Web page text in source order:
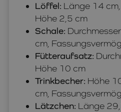
Löffel: Länge 14
Höhe 2,5 cm
Schale:
cm,
Fütteraufsatz:
Höhe 10 cm
Trinkbecher: Höhe
cm,
Lätzchen: Länge